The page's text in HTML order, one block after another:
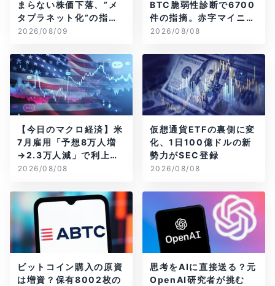
まらない株価下落、”メ
タプラネット化”の指摘
は本当？
2026/08/09
BTC脆弱性診断で6700
件の指摘。赤字マイニン
グ企業はAIに賭ける
2026/08/08
【今日のマクロ経済】米
7月雇用「予想8万人増
→2.3万人減」で利上げ
観測後退
2026/08/08
仮想通貨ETFの裏側に変
化、1日100億ドルの新
勢力がSEC登録
2026/08/08
ビットコイン購入の原資
は増資？保有8002枚の
思考をAIに直接送る？元
OpenAI研究者が挑む